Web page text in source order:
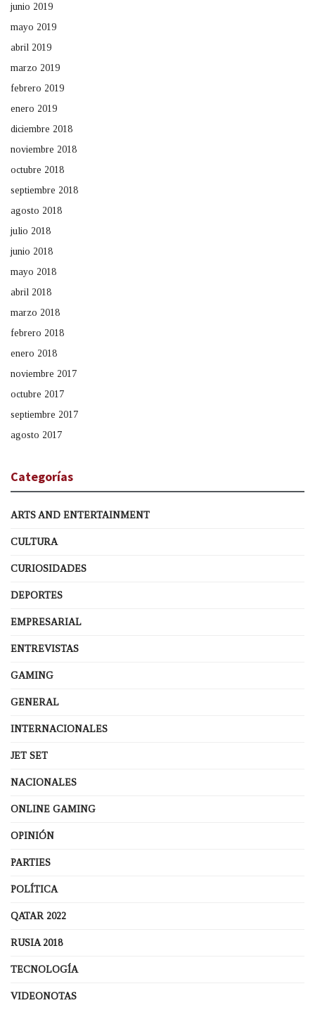
junio 2019
mayo 2019
abril 2019
marzo 2019
febrero 2019
enero 2019
diciembre 2018
noviembre 2018
octubre 2018
septiembre 2018
agosto 2018
julio 2018
junio 2018
mayo 2018
abril 2018
marzo 2018
febrero 2018
enero 2018
noviembre 2017
octubre 2017
septiembre 2017
agosto 2017
Categorías
ARTS AND ENTERTAINMENT
CULTURA
CURIOSIDADES
DEPORTES
EMPRESARIAL
ENTREVISTAS
GAMING
GENERAL
INTERNACIONALES
JET SET
NACIONALES
ONLINE GAMING
OPINIÓN
PARTIES
POLÍTICA
QATAR 2022
RUSIA 2018
TECNOLOGÍA
VIDEONOTAS